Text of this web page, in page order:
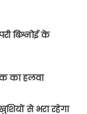
बिश्नोई के
का हलवा
से भरा रहेगा